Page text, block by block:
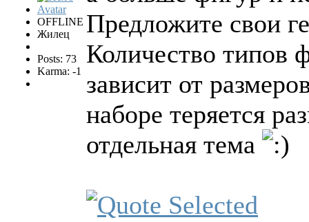
OFFLINE
Жилец
Posts: 73
Karma: -1
Предложите свои
Количество типов
зависит от
наборе теряется
отдельная тема